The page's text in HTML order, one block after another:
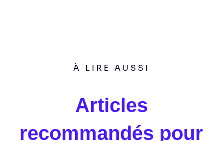
À LIRE AUSSI
Articles
recommandés pour